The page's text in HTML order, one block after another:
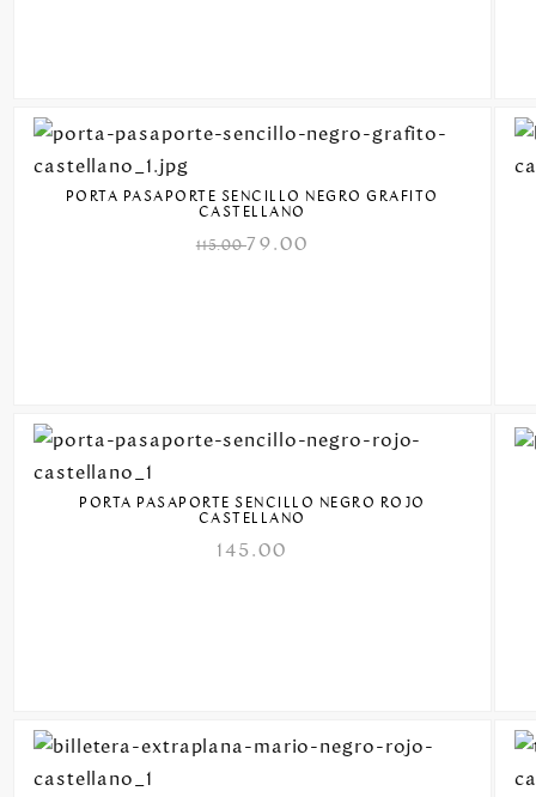
PORTA PASAPORTE SENCILLO NEGRO GRAFITO
CASTELLANO
115.0079.00
PORTA PASAPORTE SENCILLO NEGRO ROJO
CASTELLANO
145.00